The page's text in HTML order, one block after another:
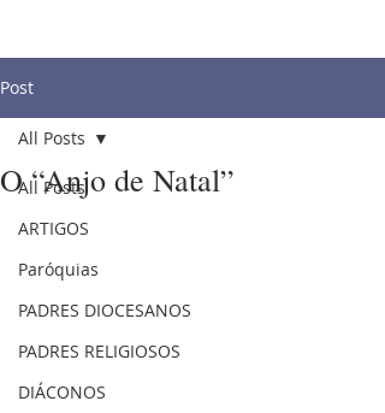
Post
All Posts
ARTIGOS
Paróquias
PADRES DIOCESANOS
PADRES RELIGIOSOS
DIÁCONOS
All Posts
O “Anjo de Natal”